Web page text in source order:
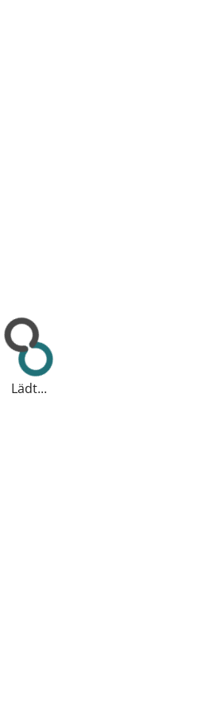
Lädt...